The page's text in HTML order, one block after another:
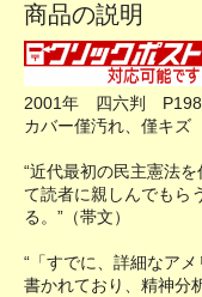
商品の説明
2001年 四六判 P198
カバー僅汚れ、僅キズ
“近代最初の民主憲法
て読者に親しんでもら
る。”（帯文）
“「すでに、詳細なア
書かれており、精神分